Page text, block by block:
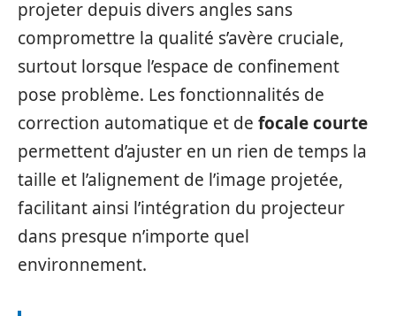
projeter depuis divers angles sans
compromettre la qualité s’avère cruciale,
surtout lorsque l’espace de confinement
pose problème. Les fonctionnalités de
correction automatique et de focale courte
permettent d’ajuster en un rien de temps la
taille et l’alignement de l’image projetée,
facilitant ainsi l’intégration du projecteur
dans presque n’importe quel
environnement.